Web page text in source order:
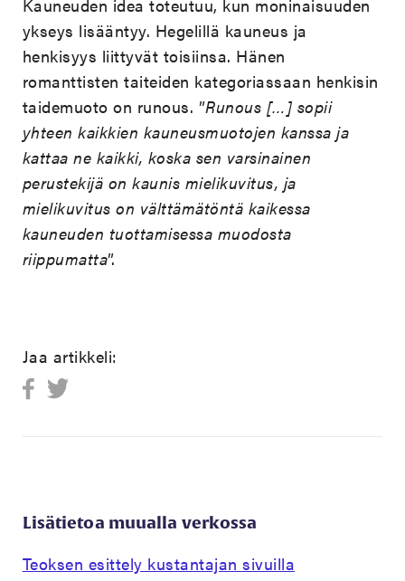
Kauneuden idea toteutuu, kun moninaisuuden
ykseys lisääntyy. Hegelillä kauneus ja
henkisyys liittyvät toisiinsa. Hänen
romanttisten taiteiden kategoriassaan henkisin
taidemuoto on runous. ”Runous […] sopii
yhteen kaikkien kauneusmuotojen kanssa ja
kattaa ne kaikki, koska sen varsinainen
perustekijä on kaunis mielikuvitus, ja
mielikuvitus on välttämätöntä kaikessa
kauneuden tuottamisessa muodosta
riippumatta”.
Jaa artikkeli:
Lisätietoa muualla verkossa
Teoksen esittely kustantajan sivuilla